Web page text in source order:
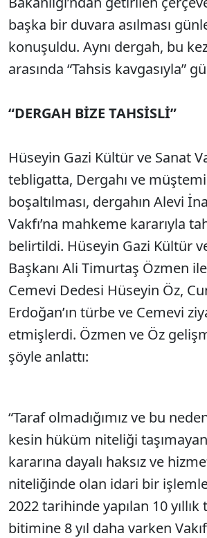
başka bir duvara asılması
konuşuldu. Aynı dergah, bu
arasında “Tahsis kavgasıyla”
“DERGAH BİZE TAHSİSLİ”
Hüseyin Gazi Kültür ve Sanat
tebligatta, Dergahı ve
boşaltılması, dergahın Alevi
Vakfı’na mahkeme kararıyla
belirtildi. Hüseyin Gazi Kültür
Başkanı Ali Timurtaş Özmen
Cemevi Dedesi Hüseyin Öz,
Erdoğan’ın türbe ve Cemevi
etmişlerdi. Özmen ve Öz
şöyle anlattı:
“Taraf olmadığımız ve bu
kesin hüküm niteliği
kararına dayalı haksız ve
niteliğinde olan idari bir
2022 tarihinde yapılan 10
bitimine 8 yıl daha varken